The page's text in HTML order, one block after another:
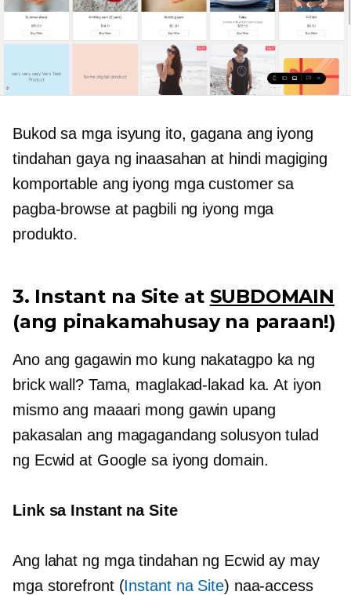
Bukod sa mga isyung ito, gagana ang iyong
tindahan gaya ng inaasahan at hindi magiging
komportable ang iyong mga customer sa
pagba-browse at pagbili ng iyong mga
produkto.
3. Instant na Site at SUBDOMAIN
(ang pinakamahusay na paraan!)
Ano ang gagawin mo kung nakatagpo ka ng
brick wall? Tama, maglakad-lakad ka. At iyon
mismo ang maaari mong gawin upang
pakasalan ang magagandang solusyon tulad
ng Ecwid at Google sa iyong domain.
Link sa Instant na Site
Ang lahat ng mga tindahan ng Ecwid ay may
mga storefront (Instant na Site) naa-access